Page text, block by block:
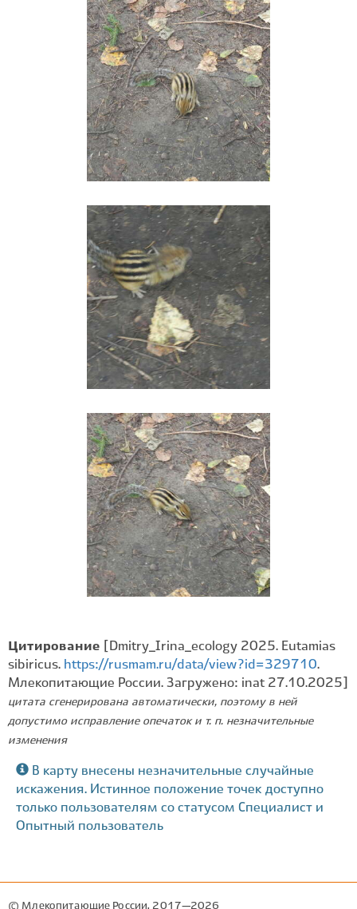
Цитирование
[Dmitry_Irina_ecology 2025. Eutamias
sibiricus. https://rusmam.ru/data/view?id=329710.
Млекопитающие России. Загружено: inat 27.10.2025]
цитата сгенерирована автоматически, поэтому в ней
допустимо исправление опечаток и т. п. незначительные
изменения
В карту внесены незначительные случайные
искажения. Истинное положение точек доступно
только пользователям со статусом Специалист и
Опытный пользователь
© Млекопитающие России, 2017—2026